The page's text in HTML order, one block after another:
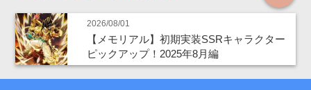
2026/08/01
【メモリアル】初期実装SSRキャラクター
ピックアップ！2025年8月編